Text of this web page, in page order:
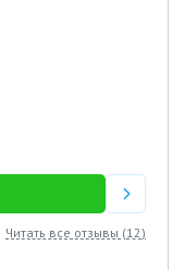
Читать все отзывы (12)